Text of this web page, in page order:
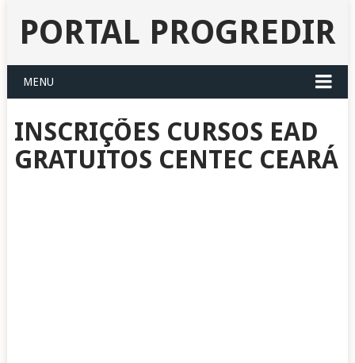
PORTAL PROGREDIR
MENU
INSCRIÇÕES CURSOS EAD
GRATUITOS CENTEC CEARÁ